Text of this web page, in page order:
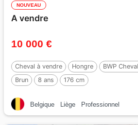
NOUVEAU
A vendre
10 000 €
Cheval à vendre Hongre
BWP
Brun
8 ans
176 cm
Belgique
Liège Professionnel